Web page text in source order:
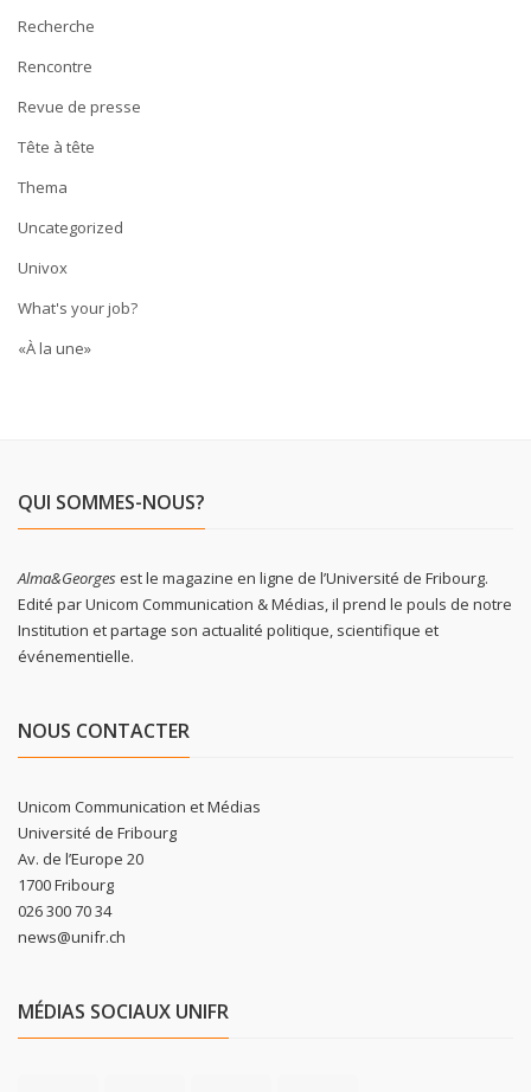
Recherche
Rencontre
Revue de presse
Tête à tête
Thema
Uncategorized
Univox
What's your job?
«À la une»
QUI SOMMES-NOUS?
Alma&Georgesest le magazine en ligne de l’Université de Fribourg.
Edité par Unicom Communication & Médias, il prend le pouls de notre
Institution et partage son actualité politique, scientifique et
événementielle.
NOUS CONTACTER
Unicom Communication et Médias
Université de Fribourg
Av. de l’Europe 20
1700 Fribourg
026 300 70 34
news@unifr.ch
MÉDIAS SOCIAUX UNIFR